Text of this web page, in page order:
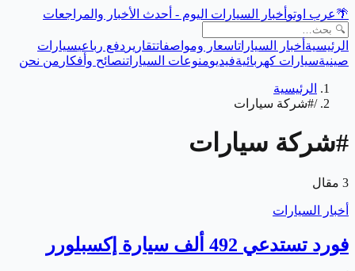
🌴عرب اوتو أخبار السيارات اليوم - أحدث الأخبار والمراجعات
الرئيسية أخبار السياراتاسعار ومواصفاتتقارير دفع رباعيسيارات
صينيةسيارات كهربائيةفيديومنوعات السياراتنصائح وأفكار من نحن
الرئيسية
/#شركة سيارات
#شركة سيارات
3 مقال
أخبار السيارات
فورد تستدعي 492 ألف سيارة إكسبلورر